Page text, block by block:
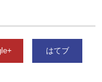
はてブ